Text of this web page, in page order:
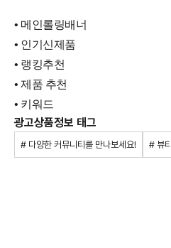
• 메인롤링배너
• 인기신제품
• 랭킹추천
•제품 추천
• 키워드
광고상품정보 태그
# 다양한 커뮤니티를 만나보세요! # 뷰티